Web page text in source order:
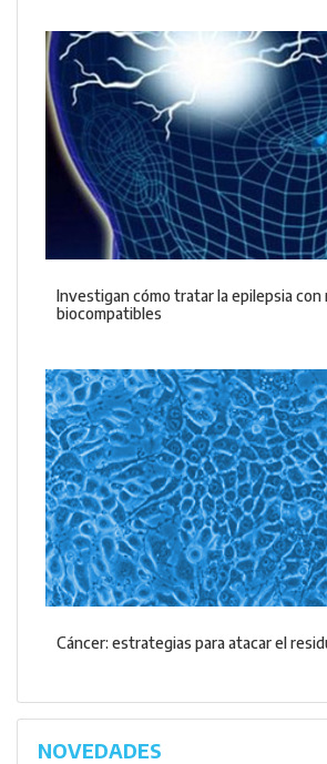
Investigan cómo tratar la epilepsia con
biocompatibles
Cáncer: estrategias para atacar el
NOVEDADES